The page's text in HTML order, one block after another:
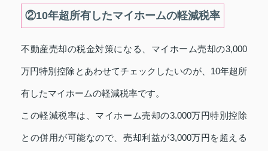
②10年超所有したマイホームの軽減税率
不動産売却の税金対策になる、マイホーム売却の3,000
万円特別控除とあわせてチェックしたいのが、10年超所
有したマイホームの軽減税率です。
この軽減税率は、マイホーム売却の3.000万円特別控除
との併用が可能なので、売却利益が3,000万円を超える